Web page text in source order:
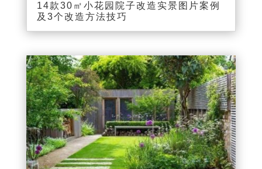
14款30㎡小花园院子改造实景图片案例
及3个改造方法技巧